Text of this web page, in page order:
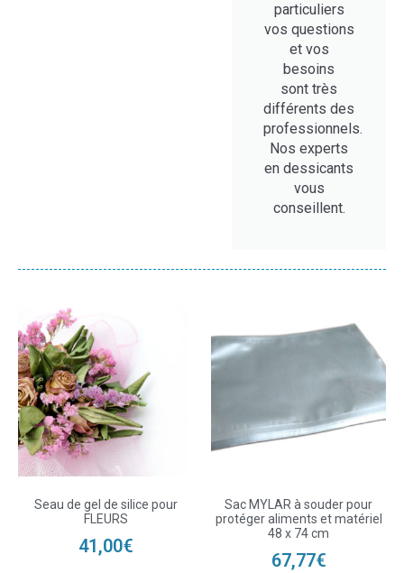
particuliers
vos questions
et vos
besoins
sont très
différents des
professionnels.
Nos experts
en dessicants
vous
conseillent.
Seau de gel de silice pour
FLEURS
41,00€
Sac MYLAR à souder pour
protéger aliments et matériel
48 x 74 cm
67,77€